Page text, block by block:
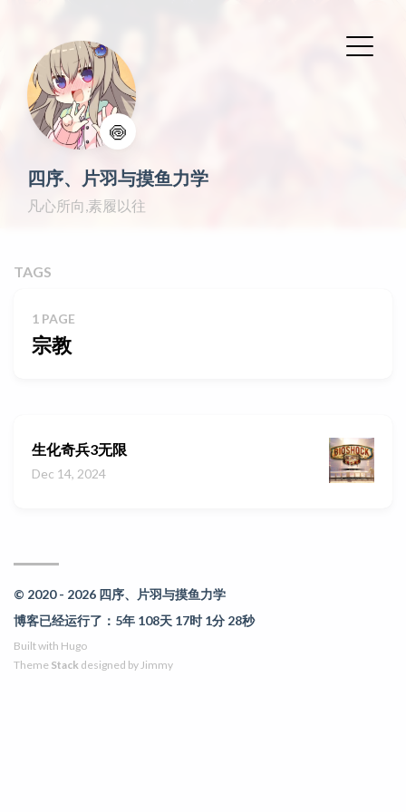
🍥
四序、片羽与摸鱼力学
凡心所向,素履以往
TAGS
1 PAGE
宗教
生化奇兵3无限
Dec 14, 2024
© 2020 - 2026 四序、片羽与摸鱼力学
博客已经运行了：5年 108天 17时 1分 28秒
Built with Hugo
Theme Stack designed by Jimmy